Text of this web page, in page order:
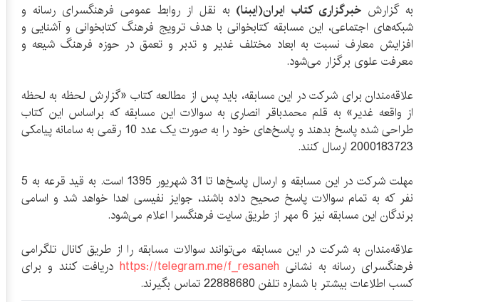
به گزارشخبرگزاری کتاب ایران(ایبنا) به نقل از روابط عمومی فرهنگسرای رسانه و
شبکه‌های اجتماعی، این مسابقه کتابخوانی با هدف ترویج فرهنگ کتابخوانی و آشنایی و
افزایش معارف نسبت به ابعاد مختلف غدیر و تدبر و تعمق در حوزه فرهنگ شیعه و
معرفت علوی برگزار می‌شود.
علاقه‌مندان برای شرکت در این مسابقه، باید پس از مطالعه کتاب «گزارش لحظه به لحظه
از واقعه غدیر» به قلم محمدباقر انصاری به سوالات این مسابقه که براساس این کتاب
طراحی شده پاسخ بدهند و پاسخ‌های خود را به صورت یک عدد 10 رقمی به سامانه پیامکی
2000183723 ارسال کنند.
مهلت شرکت در این مسابقه و ارسال پاسخ‌ها تا 31 شهریور 1395 است. به قید قرعه به 5
نفر که به تمام سوالات پاسخ صحیح داده باشند، جوایز نفیسی اهدا خواهد شد و اسامی
برندگان این مسابقه نیز 6 مهر از طریق سایت فرهنگسرا اعلام می‌شود.
علاقه‌مندان به شرکت در این مسابقه می‌توانند سوالات مسابقه را از طریق کانال تلگرامی
فرهنگسرای رسانه به نشانی https://telegram.me/f_resaneh دریافت کنند و برای
کسب اطلاعات بیشتر با شماره تلفن 22888680 تماس بگیرند.